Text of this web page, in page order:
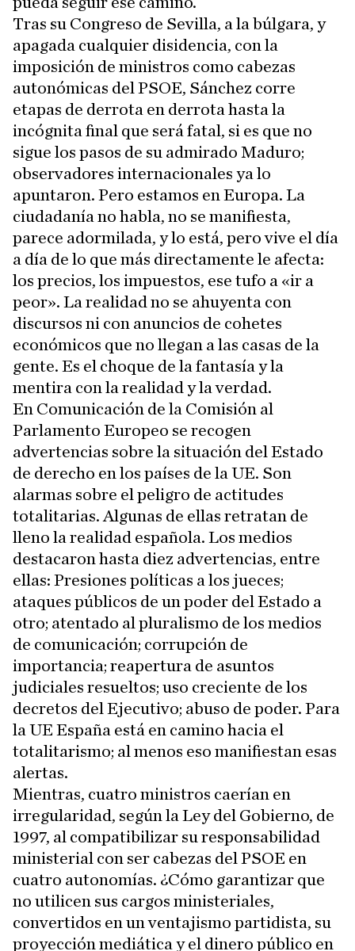
Tras su Congreso de Sevilla, a la búlgara, y
apagada cualquier disidencia, con la
imposición de ministros como cabezas
autonómicas del PSOE, Sánchez corre
etapas de derrota en derrota hasta la
incógnita final que será fatal, si es que no
sigue los pasos de su admirado Maduro;
observadores internacionales ya lo
apuntaron. Pero estamos en Europa. La
ciudadanía no habla, no se manifiesta,
parece adormilada, y lo está, pero vive el día
a día de lo que más directamente le afecta:
los precios, los impuestos, ese tufo a «ir a
peor». La realidad no se ahuyenta con
discursos ni con anuncios de cohetes
económicos que no llegan a las casas de la
gente. Es el choque de la fantasía y la
mentira con la realidad y la verdad.
En Comunicación de la Comisión al
Parlamento Europeo se recogen
advertencias sobre la situación del Estado
de derecho en los países de la UE. Son
alarmas sobre el peligro de actitudes
totalitarias. Algunas de ellas retratan de
lleno la realidad española. Los medios
destacaron hasta diez advertencias, entre
ellas: Presiones políticas a los jueces;
ataques públicos de un poder del Estado a
otro; atentado al pluralismo de los medios
de comunicación; corrupción de
importancia; reapertura de asuntos
judiciales resueltos; uso creciente de los
decretos del Ejecutivo; abuso de poder. Para
la UE España está en camino hacia el
totalitarismo; al menos eso manifiestan esas
alertas.
Mientras, cuatro ministros caerían en
irregularidad, según la Ley del Gobierno, de
1997, al compatibilizar su responsabilidad
ministerial con ser cabezas del PSOE en
cuatro autonomías. ¿Cómo garantizar que
no utilicen sus cargos ministeriales,
convertidos en un ventajismo partidista, su
proyección mediática y el dinero público en